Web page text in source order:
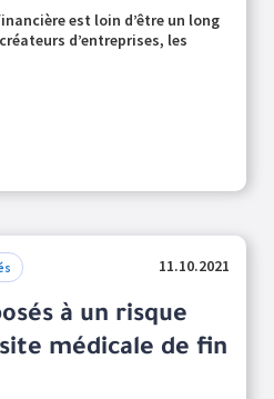
est loin d’être un long
d’entreprises, les
11.10.2021
à un risque
médicale de fin